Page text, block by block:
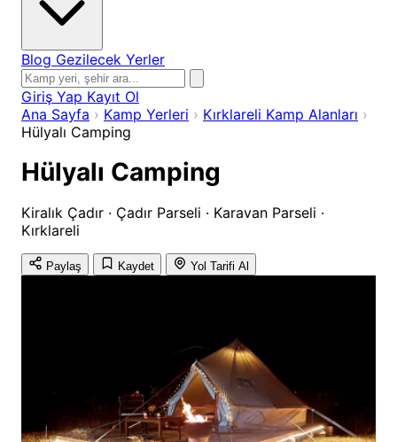
Blog Gezilecek Yerler
Giriş Yap Kayıt Ol
Ana Sayfa › Kamp Yerleri › Kırklareli Kamp Alanları ›
Hülyalı Camping
Hülyalı Camping
Kiralık Çadır · Çadır Parseli · Karavan Parseli ·
Kırklareli
Paylaş Kaydet Yol Tarifi Al